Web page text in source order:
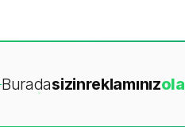
Buradasizinreklamınızola